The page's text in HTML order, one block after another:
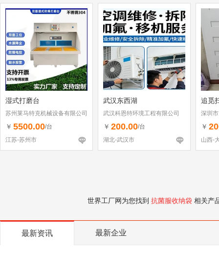
湿式打磨台
苏州莱马特克机械设备有限公司
￥ 5500.00/台
江苏-苏州市
武汉东西湖
武汉科恩特环境工程有限公司
￥ 200.00/台
湖北-武汉市
追觅
深圳
（个
￥
山西-
世界工厂网为您找到 抗菌服收纳袋 相关产
最新资讯 最新企业